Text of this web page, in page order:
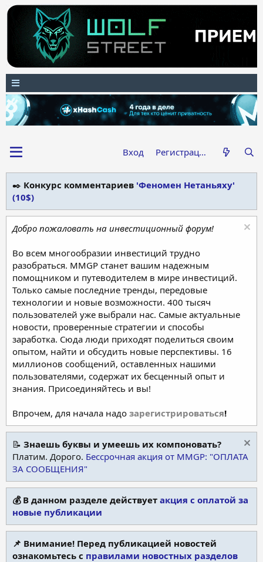
Вход Регистрация
✒️ Конкурс комментариев 'Феномен Нетаньяху'
(10$)
Добро пожаловать на инвестиционный форум!
Во всем многообразии инвестиций трудно
разобраться. MMGP станет вашим надежным
помощником и путеводителем в мире инвестиций.
Только самые последние тренды, передовые
технологии и новые возможности. 400 тысяч
пользователей уже выбрали нас. Самые актуальные
новости, проверенные стратегии и способы
заработка. Сюда люди приходят поделиться своим
опытом, найти и обсудить новые перспективы. 16
миллионов сообщений, оставленных нашими
пользователями, содержат их бесценный опыт и
знания. Присоединяйтесь и вы!
Впрочем, для начала надо зарегистрироваться!
📝 Знаешь буквы и умеешь их компоновать?
Платим. Дорого. Бессрочная акция от MMGP: "ОПЛАТА
ЗА СООБЩЕНИЯ"
💰 В данном разделе действует акция с оплатой за
новые публикации
📌 Внимание! Перед публикацией новостей
ознакомьтесь с правилами новостных разделов